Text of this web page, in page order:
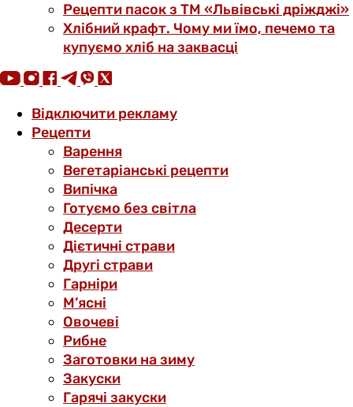
Рецепти пасок з ТМ «Львівські дріжджі»
Хлібний крафт. Чому ми їмо, печемо та
купуємо хліб на заквасці
Відключити рекламу
Рецепти
Варення
Вегетаріанські рецепти
Випічка
Готуємо без світла
Десерти
Дієтичні страви
Другі страви
Гарніри
М’ясні
Овочеві
Рибне
Заготовки на зиму
Закуски
Гарячі закуски